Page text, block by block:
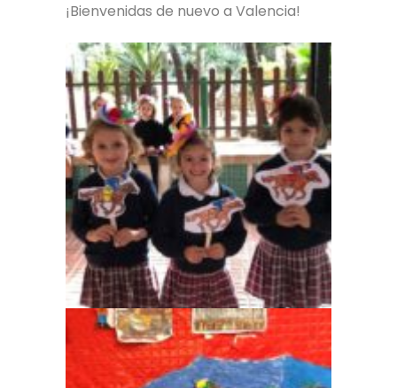
¡Bienvenidas de nuevo a Valencia!